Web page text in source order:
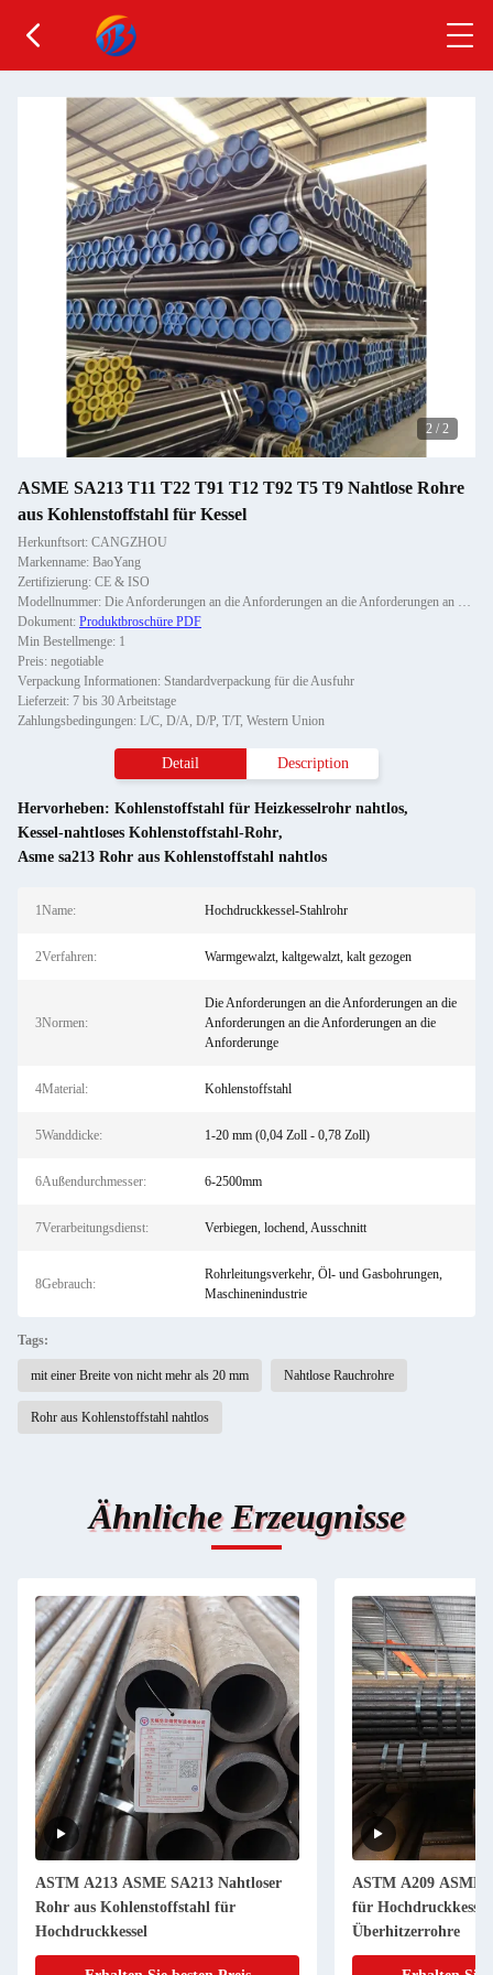
2 / 2
ASME SA213 T11 T22 T91 T12 T92 T5 T9 Nahtlose Rohre
aus Kohlenstoffstahl für Kessel
Herkunftsort: CANGZHOU
Markenname: BaoYang
Zertifizierung: CE & ISO
Modellnummer: Die Anforderungen an die Anforderungen an die Anforderungen an die Anforderungen an die Anforderunge
Dokument: Produktbroschüre PDF
Min Bestellmenge: 1
Preis: negotiable
Verpackung Informationen: Standardverpackung für die Ausfuhr
Lieferzeit: 7 bis 30 Arbeitstage
Zahlungsbedingungen: L/C, D/A, D/P, T/T, Western Union
Detail Description
Hervorheben: Kohlenstoffstahl für Heizkesselrohr nahtlos,
Kessel-nahtloses Kohlenstoffstahl-Rohr,
Asme sa213 Rohr aus Kohlenstoffstahl nahtlos
1Name: Hochdruckkessel-Stahlrohr
2Verfahren: Warmgewalzt, kaltgewalzt, kalt gezogen
3Normen:
Die Anforderungen an die Anforderungen an die
Anforderungen an die Anforderungen an die
Anforderunge
4Material: Kohlenstoffstahl
5Wanddicke: 1-20 mm (0,04 Zoll - 0,78 Zoll)
6Außendurchmesser: 6-2500mm
7Verarbeitungsdienst: Verbiegen, lochend, Ausschnitt
8Gebrauch:
Rohrleitungsverkehr, Öl- und Gasbohrungen,
Maschinenindustrie
Tags:
mit einer Breite von nicht mehr als 20 mm Nahtlose Rauchrohre
Rohr aus Kohlenstoffstahl nahtlos
Ähnliche Erzeugnisse
ASTM A213 ASME SA213 Nahtloser
Rohr aus Kohlenstoffstahl für
Hochdruckkessel
ASTM A209 ASME
für
Überhitzerrohre